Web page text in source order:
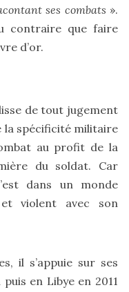
ses combats ».
contraire que faire
d’or.
de tout jugement
la spécificité militaire
au profit de la
du soldat. Car
dans un monde
violent avec son
il s’appuie sur ses
en Libye en 2011